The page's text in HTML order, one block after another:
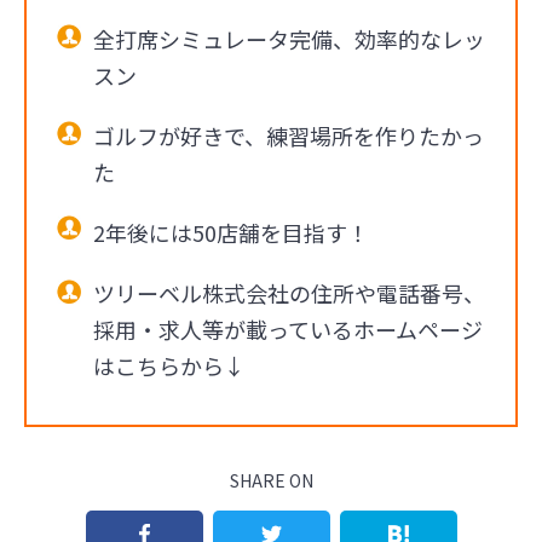
全打席シミュレータ完備、効率的なレッ
スン
ゴルフが好きで、練習場所を作りたかっ
た
2年後には50店舗を目指す！
ツリーベル株式会社の住所や電話番号、
採用・求人等が載っているホームページ
はこちらから↓
SHARE ON